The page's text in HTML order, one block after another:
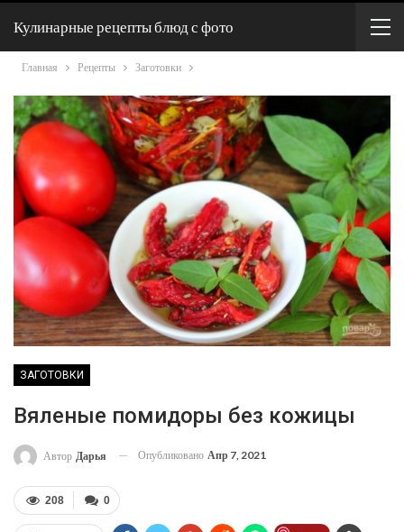
Кулинарные рецепты блюд с фото
Главная Рецепты Заготовки
ЗАГОТОВКИ
Вяленые помидоры без кожицы
Автор Дарья Опубликовано Апр 7, 2021
0
208